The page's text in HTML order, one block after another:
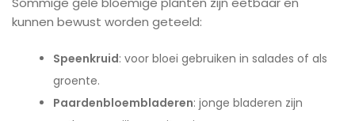
kunnen bewust worden geteeld:
Speenkruid: voor bloei gebruiken in salades of als
groente.
Paardenbloembladeren: jonge bladeren zijn